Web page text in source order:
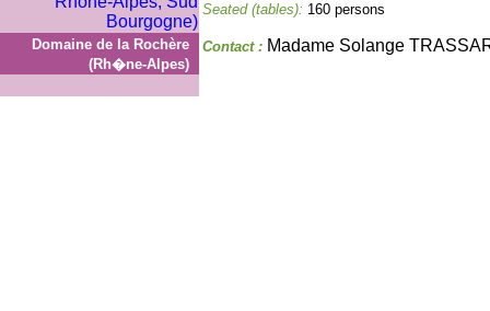
Domaine de la Rochère
(Rh�ne-Alpes)
Seated (tables): 160 persons
Contact : Madame Solange